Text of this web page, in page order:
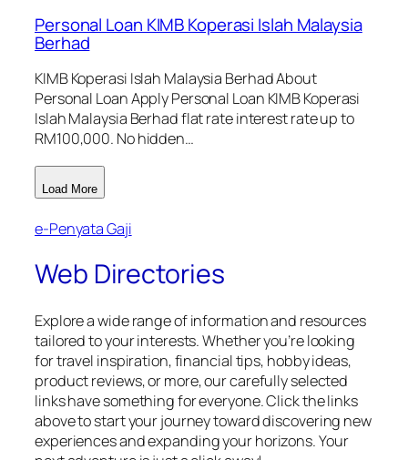
Personal Loan KIMB Koperasi Islah Malaysia
Berhad
KIMB Koperasi Islah Malaysia Berhad About
Personal Loan Apply Personal Loan KIMB Koperasi
Islah Malaysia Berhad flat rate interest rate up to
RM100,000. No hidden…
Load More
e-Penyata Gaji
Web Directories
Explore a wide range of information and resources
tailored to your interests. Whether you’re looking
for travel inspiration, financial tips, hobby ideas,
product reviews, or more, our carefully selected
links have something for everyone. Click the links
above to start your journey toward discovering new
experiences and expanding your horizons. Your